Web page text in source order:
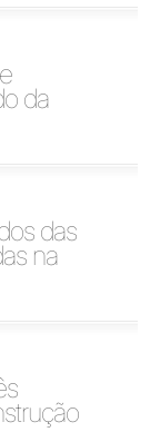
da
das
na